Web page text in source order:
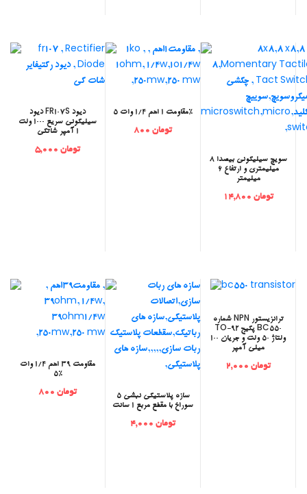
‫دیود FR107S دیود
سیلیکونی سریع 1000 ولت
1 آمپر شاتکی
تومان 5,000
مقاومت 1 اهم 1/4 وات 5%
تومان 800
‫سویچ سیلیکونی بیصدا 8
میلیمتری و ارتفاع 6
میلیمتر
تومان 14,800
مقاومت 39 اهم 1/4 وات
5%
تومان 800
‫سازه پلاستیکی نبشی 5
سوراخ با مقطع مربع 1 سانت
تومان 4,000
‫ترانزیستور NPN شماره
BC550 پکیج TO-92
ولتاژ 50 ولت و جریان 100
میلی آمپر
تومان 2,000